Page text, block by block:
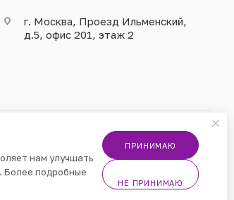
г. Москва, Проезд Ильменский,
д.5, офис 201, этаж 2
нам улучшать
Более подробные
ПРИНИМАЮ
НЕ ПРИНИМАЮ